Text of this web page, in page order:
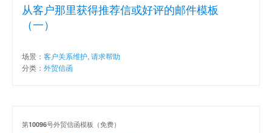
从客户那里获得推荐信或好评的邮件模板
（一）
场景： 客户关系维护, 请求帮助
分类： 外贸信函
第10096号外贸信函模板（免费）